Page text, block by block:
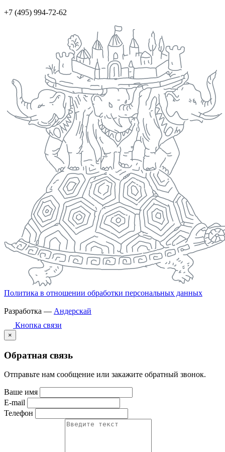
+7 (495) 994-72-62
Политика в отношении обработки персональных данных
Разработка — Андерскай
Кнопка связи
×
Обратная связь
Отправьте нам сообщение или закажите обратный звонок.
Ваше имя
E-mail
Телефон